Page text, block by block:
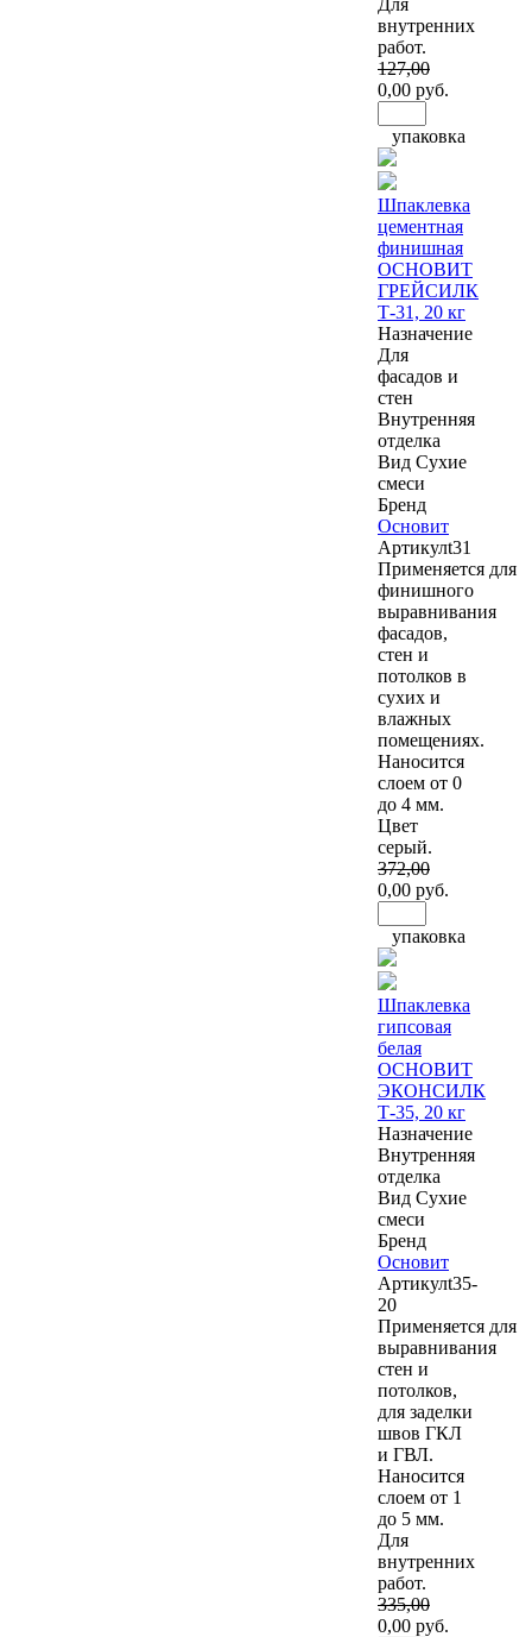
внутренних
работ.
127,00
0,00 руб.
упаковка
Шпаклевка
цементная
финишная
ОСНОВИТ
ГРЕЙСИЛК
Т-31, 20 кг
Назначение
Для
фасадов и
стен
Внутренняя
отделка
Вид Сухие
смеси
Бренд
Основит
Артикулt31
Применяется для
финишного
выравнивания
фасадов,
стен и
потолков в
сухих и
влажных
помещениях.
Наносится
слоем от 0
до 4 мм.
Цвет
серый.
372,00
0,00 руб.
упаковка
Шпаклевка
гипсовая
белая
ОСНОВИТ
ЭКОНСИЛК
Т-35, 20 кг
Назначение
Внутренняя
отделка
Вид Сухие
смеси
Бренд
Основит
Артикулt35-
20
Применяется для
выравнивания
стен и
потолков,
для заделки
швов ГКЛ
и ГВЛ.
Наносится
слоем от 1
до 5 мм.
Для
внутренних
работ.
335,00
0,00 руб.